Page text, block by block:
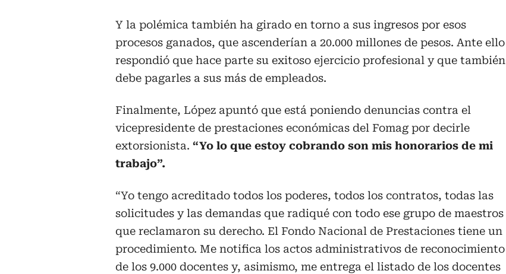
Y la polémica también ha girado en torno a sus ingresos por esos
procesos ganados, que ascenderían a 20.000 millones de pesos. Ante ello
respondió que hace parte su exitoso ejercicio profesional y que también
debe pagarles a sus más de empleados.
Finalmente, López apuntó que está poniendo denuncias contra el
vicepresidente de prestaciones económicas del Fomag por decirle
extorsionista. “Yo lo que estoy cobrando son mis honorarios de mi
trabajo”.
“Yo tengo acreditado todos los poderes, todos los contratos, todas las
solicitudes y las demandas que radiqué con todo ese grupo de maestros
que reclamaron su derecho. El Fondo Nacional de Prestaciones tiene un
procedimiento. Me notifica los actos administrativos de reconocimiento
de los 9.000 docentes y, asimismo, me entrega el listado de los docentes